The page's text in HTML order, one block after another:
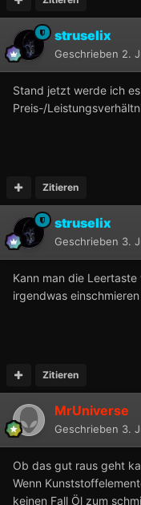
struselix
Geschrieben 2.
Stand jetzt werde ich
Preis-/
Zitieren
struselix
Geschrieben 3.
Kann man die
irgendwas
Zitieren
MrUniverse
Geschrieben 3.
Ob das gut raus geht
Wenn
keinen Fall Öl zum